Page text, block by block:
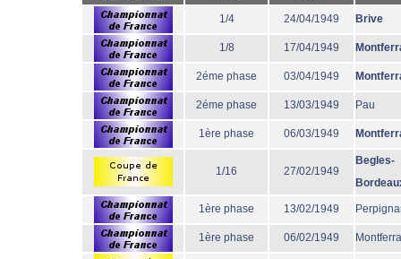
1/4 24/04/1949 Brive
1/8 17/04/1949
2éme phase 03/04/1949
2éme phase 13/03/1949 Pau
1ère phase 06/03/1949
1/16 27/02/1949
Begles-
1ère phase 13/02/1949
1ère phase 06/02/1949